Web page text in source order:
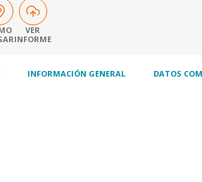
VER
INFORME
INFORMACIÓN GENERAL DATOS